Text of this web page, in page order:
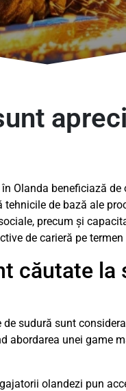
Olanda beneficiază
de bază ale
precum și
de carieră pe termen
căutate la
sudură sunt
abordarea unei game
olandezi pun